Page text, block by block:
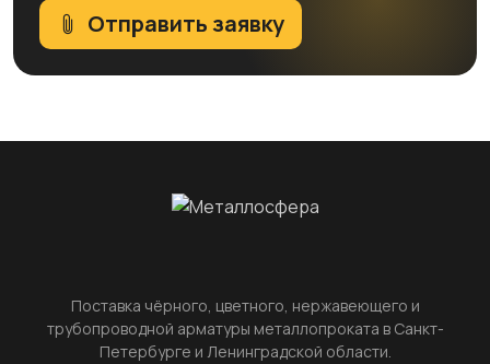
Отправить заявку
Поставка чёрного, цветного, нержавеющего и
трубопроводной арматуры металлопроката в Санкт-
Петербурге и Ленинградской области.